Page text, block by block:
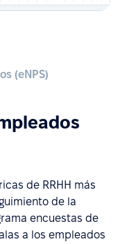
(eNPS)
de RRHH más
de la
encuestas de
a los empleados